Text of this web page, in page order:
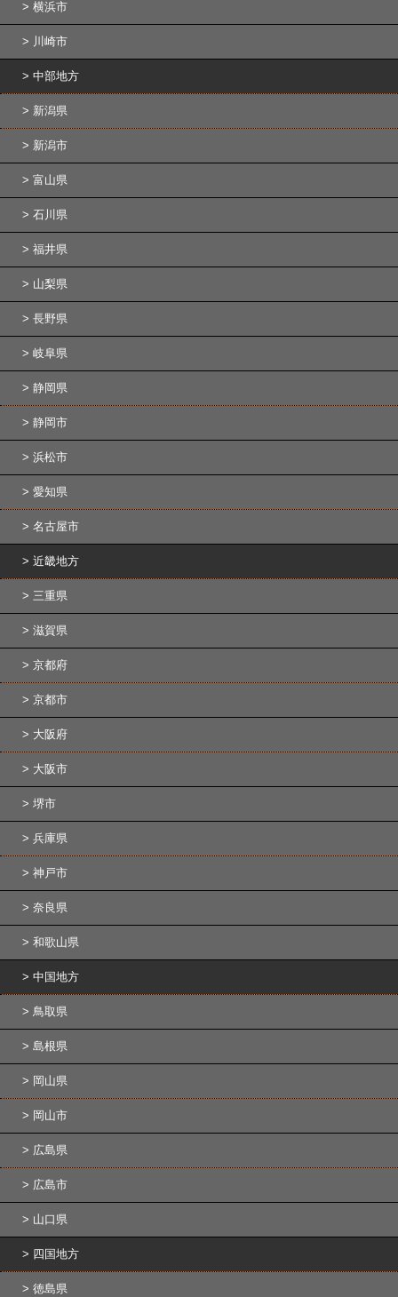
横浜市
川崎市
中部地方
新潟県
新潟市
富山県
石川県
福井県
山梨県
長野県
岐阜県
静岡県
静岡市
浜松市
愛知県
名古屋市
近畿地方
三重県
滋賀県
京都府
京都市
大阪府
大阪市
堺市
兵庫県
神戸市
奈良県
和歌山県
中国地方
鳥取県
島根県
岡山県
岡山市
広島県
広島市
山口県
四国地方
徳島県